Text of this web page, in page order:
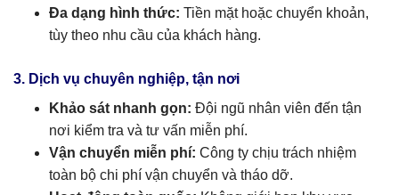
Đa dạng hình thức: Tiền mặt hoặc chuyển khoản,
tùy theo nhu cầu của khách hàng.
3. Dịch vụ chuyên nghiệp, tận nơi
Khảo sát nhanh gọn: Đội ngũ nhân viên đến tận
nơi kiểm tra và tư vấn miễn phí.
Vận chuyển miễn phí: Công ty chịu trách nhiệm
toàn bộ chi phí vận chuyển và tháo dỡ.